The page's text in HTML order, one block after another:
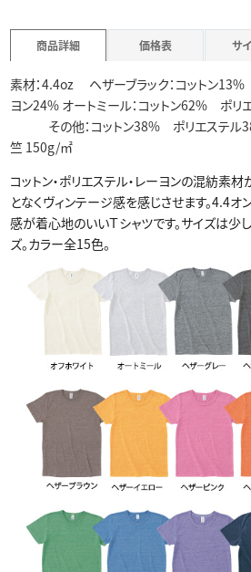
商品詳細 価格表 サ
素材：4.4oz ヘザーブラック：コットン
ヨン24% オートミール：コットン62% ポ
その他：コットン38% ポリエステル
竺 150g/㎡
コットン・ポリエステル・レーヨンの混紡素
となくヴィンテージ感を感じさせます。4.4
感が着心地のいいＴシャツです。サイズは少
ズ。カラー全15色。